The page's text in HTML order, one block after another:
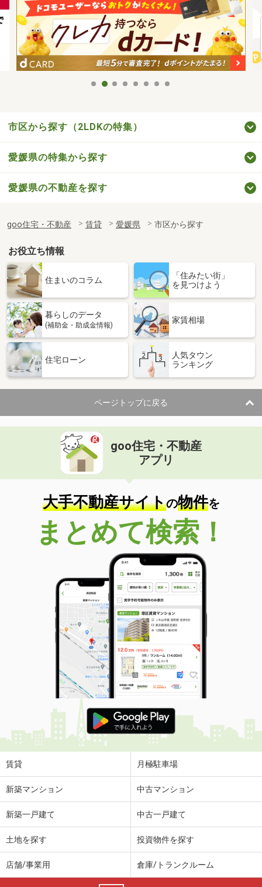
市区から探す（2LDKの特集）
愛媛県の特集から探す
愛媛県の不動産を探す
goo住宅・不動産 賃貸 愛媛県 市区から探す
お役立ち情報
住まいのコラム
「住みたい街」
を見つけよう
暮らしのデータ
(補助金・助成金情報)
家賃相場
住宅ローン
人気タウン
ランキング
ページトップに戻る
goo住宅・不動産
アプリ
大手不動産サイトの物件を
まとめて検索！
賃貸 月極駐車場
新築マンション 中古マンション
新築一戸建て 中古一戸建て
土地を探す 投資物件を探す
店舗/事業用 倉庫/トランクルーム